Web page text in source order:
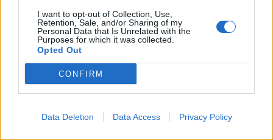
I want to opt-out of Collection, Use,
Retention, Sale, and/or Sharing of my
Personal Data that Is Unrelated with the
Purposes for which it was collected.
Opted Out
CONFIRM
Data Deletion Data Access Privacy Policy
usi
X-Kick
Il danno
varia col
usi